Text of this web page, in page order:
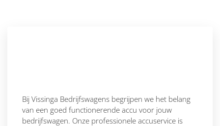
Bij Vissinga Bedrijfswagens begrijpen we het belang
van een goed functionerende accu voor jouw
bedrijfswagen. Onze professionele accuservice is